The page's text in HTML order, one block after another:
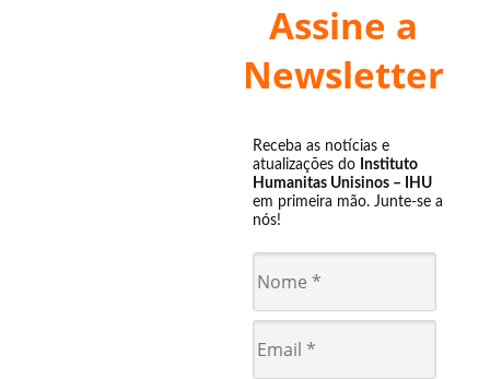
Assine a
Newsletter
Receba as notícias e
atualizações do Instituto
Humanitas Unisinos – IHU
em primeira mão. Junte-se a
nós!